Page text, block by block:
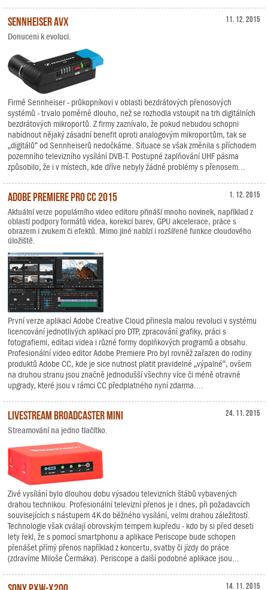
11. 12. 2015
Sennheiser AVX
Donuceni k evoluci.
Firmě Sennheiser - průkopníkovi v oblasti bezdrátových přenosových
systémů - trvalo poměrně dlouho, než se rozhodla vstoupit na trh digitálních
bezdrátových mikroportů. Z firmy zaznívalo, že pokud nebudou schopni
nabídnout nějaký zásadní benefit oproti analogovým mikroportům, tak se
„digitálů“ od Sennheiserů nedočkáme. Situace se však změnila s příchodem
pozemního televizního vysílání DVB-T. Postupné zaplňování UHF pásma
způsobilo, že i v místech, kde dříve nebyly žádné problémy s přenosem...
1. 12. 2015
Adobe Premiere Pro CC 2015
Aktuální verze populárního video editoru přináší mnoho novinek, například z
oblastí podpory formátů videa, korekcí barev, GPU akcelerace, práce s
obrazem i zvukem či efektů. Mimo jiné nabízí i rozšířené funkce cloudového
úložiště.
První verze aplikací Adobe Creative Cloud přinesla malou revoluci v systému
licencování jednotlivých aplikací pro DTP, zpracování grafiky, práci s
fotografiemi, editaci videa i různé formy doplňkových programů a obsahu.
Profesionální video editor Adobe Premiere Pro byl rovněž zařazen do rodiny
produktů Adobe CC, kde je sice nutnost platit pravidelné „výpalné“, ovšem
na druhou stranu jsou značně jednodušší všechny více či méně otravné
upgrady, které jsou v rámci CC předplatného nyní zdarma....
24. 11. 2015
Livestream Broadcaster mini
Streamování na jedno tlačítko.
Zivé vysílání bylo dlouhou dobu výsadou televizních štábů vybavených
drahou technikou. Profesionální televizní přenos je i dnes, při požadavcích
souvisejících s nástupem 4K do běžného vysílání, velmi drahou záležitostí.
Technologie však cválají obrovským tempem kupředu - kdo by si před deseti
lety řekl, že s pomocí smartphonu a aplikace Periscope bude schopen
přenášet přímý přenos například z koncertu, svatby či jízdy do práce
(zdravíme Miloše Čermáka). Periscope a další podobné aplikace jsou...
14. 11. 2015
Sony PXW-X200